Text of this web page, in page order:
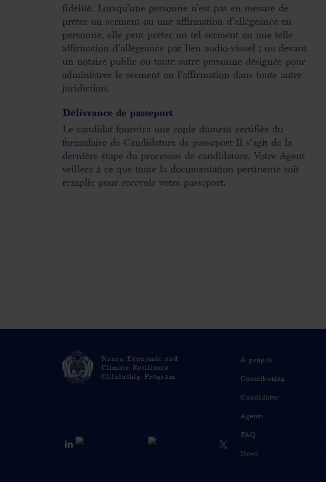
fidélité. Lorsqu’une personne n’est pas en mesure de
prêter un serment ou une affirmation d’allégeance en
personne, elle peut prêter un tel serment ou une telle
affirmation d’allégeance par lien audio-visuel ; ou devant
un notaire public ou toute autre personne désignée pour
administrer le serment ou l’affirmation dans toute autre
juridiction.
Délivrance de passeport
Le candidat fournira une copie dûment certifiée du
formulaire de Candidature de passeport Il s’agit de la
dernière étape du processus de candidature. Votre Agent
veillera à ce que toute la documentation pertinente soit
remplie pour recevoir votre passeport.
Nauru Economic and
Climate Resilience
Citizenship Program
À propos
Contribution
Candidater
Agents
FAQ
News